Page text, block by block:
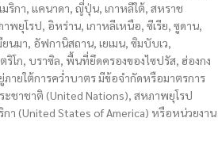
ริกา, แคนาดา, ญี่ปุ่น, เกาหลีใต้, สหราช
พยุโรป, อิหร่าน, เกาหลีเหนือ, ซีเรีย, ซูดาน,
ยนมา, อัฟกานิสถาน, เยเมน, ซิมบับเว,
ตริโก, บราซิล, พื้นที่ยึดครองของไซปรัส, ฮ่องกง
ายใต้การคว่ำบาตร มีข้อจำกัดหรือมาตรการ
ชาชาติ (United Nations), สหภาพยุโรป
กา (United States of America) หรือหน่วยงาน